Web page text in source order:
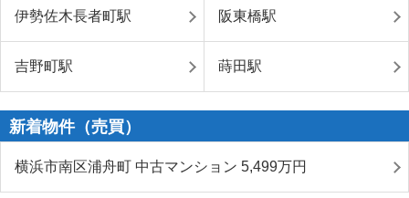
伊勢佐木長者町駅 阪東橋駅
吉野町駅 蒔田駅
新着物件（売買）
横浜市南区浦舟町 中古マンション 5,499万円